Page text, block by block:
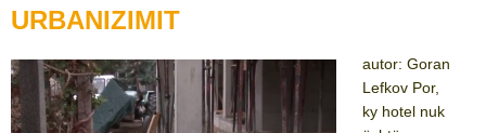
URBANIZIMIT
autor: Goran
Lefkov Por,
ky hotel nuk